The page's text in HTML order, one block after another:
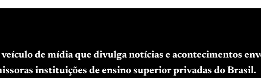
de mídia que divulga notícias e acontecimentos
instituições de ensino superior privadas do Brasil.